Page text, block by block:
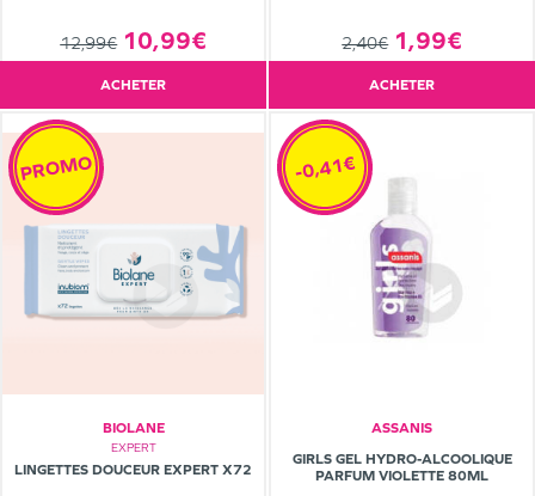
12,99€ 10,99€
ACHETER
2,40€ 1,99€
ACHETER
BIOLANE
EXPERT
LINGETTES DOUCEUR EXPERT X72
PROMO
ASSANIS
GIRLS GEL HYDRO-ALCOOLIQUE
PARFUM VIOLETTE 80ML
-0,41€